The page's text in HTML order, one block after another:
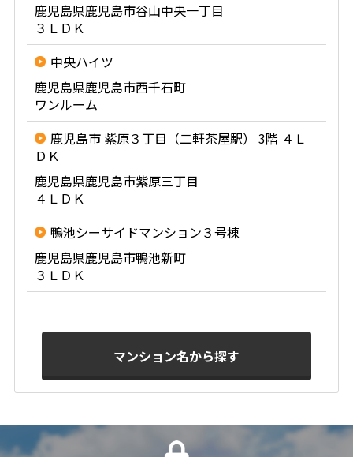
鹿児島県鹿児島市谷山中央一丁目
３ＬＤＫ
中央ハイツ
鹿児島県鹿児島市西千石町
ワンルーム
鹿児島市 紫原３丁目（二軒茶屋駅） 3階 ４Ｌ
ＤＫ
鹿児島県鹿児島市紫原三丁目
４ＬＤＫ
鴨池シーサイドマンション３号棟
鹿児島県鹿児島市鴨池新町
３ＬＤＫ
マンション名から探す